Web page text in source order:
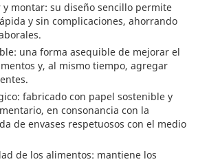
y montar: su diseño sencillo permite
y sin complicaciones, ahorrando
una forma asequible de mejorar el
y, al mismo tiempo, agregar
fabricado con papel sostenible y
en consonancia con la
de envases respetuosos con el medio
de los alimentos: mantiene los